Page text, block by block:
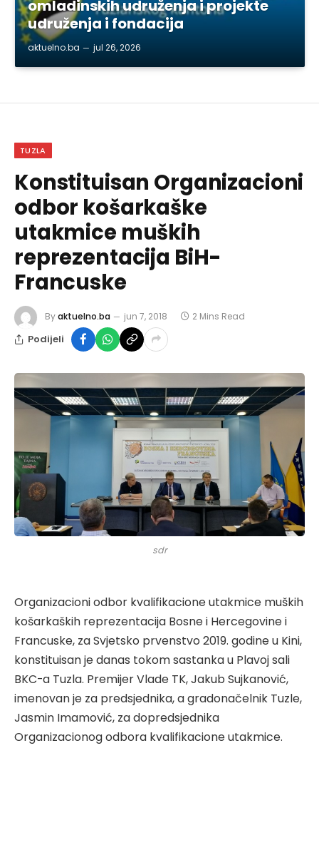
omladinskih udruženja i projekte
udruženja i fondacija
aktuelno.ba jul 26, 2026
TUZLA
Konstituisan Organizacioni
odbor košarkaške
utakmice muških
reprezentacija BiH-
Francuske
Byaktuelno.ba jun 7, 2018 2 Mins Read
Podijeli
sdr
Organizacioni odbor kvalifikacione utakmice muških
košarkaških reprezentacija Bosne i Hercegovine i
Francuske, za Svjetsko prvenstvo 2019. godine u Kini,
konstituisan je danas tokom sastanka u Plavoj sali
BKC-a Tuzla. Premijer Vlade TK, Jakub Sujkanović,
imenovan je za predsjednika, a gradonačelnik Tuzle,
Jasmin Imamović, za dopredsjednika
Organizacionog odbora kvalifikacione utakmice.